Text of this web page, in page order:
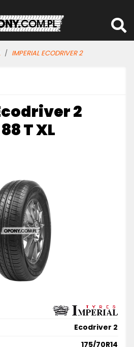
IMPERIAL ECODRIVER 2
2
T XL
Ecodriver 2
175/70R14